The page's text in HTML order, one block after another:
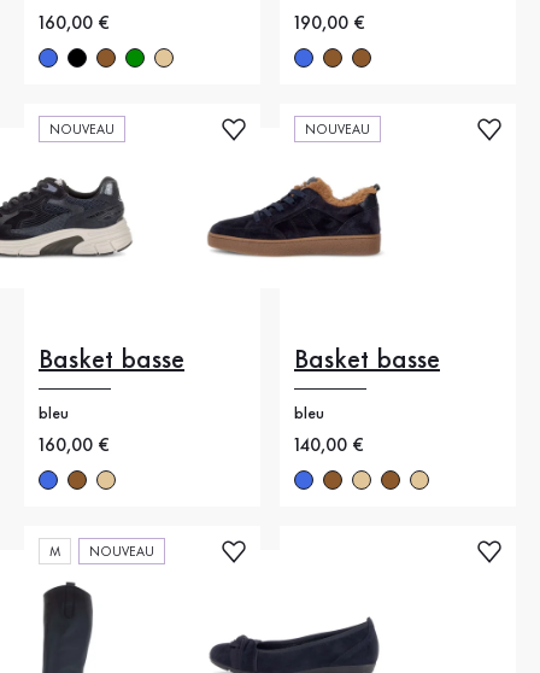
Nouveau prix
160,00 € Nouveau prix
190,00 €
NOUVEAU
Basket basse
bleu
Nouveau prix
160,00 €
NOUVEAU
Basket basse
bleu
Nouveau prix
140,00 €
M NOUVEAU